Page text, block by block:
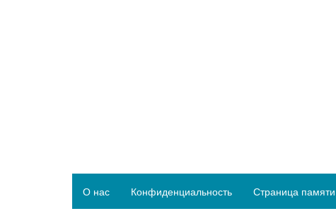
О нас Конфиденциальность Страница памяти